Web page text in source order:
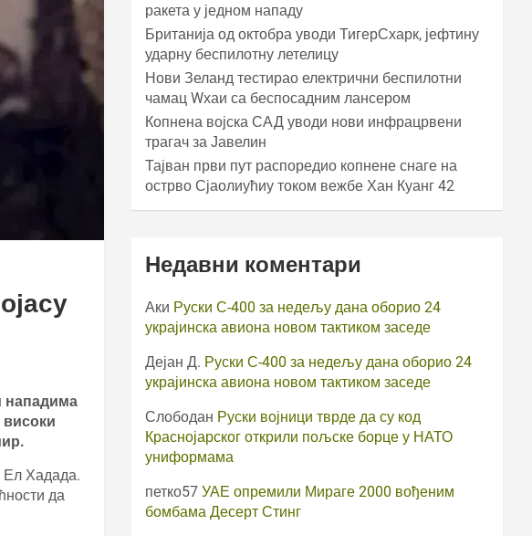
нападима
високи
Ел Хадада.
да
ракета у једном нападу
Британија од октобра уводи ТигерСхарк, јефтину
ударну беспилотну летелицу
Нови Зеланд тестирао електрични беспилотни
чамац Wхаи са беспосадним лансером
Копнена војска САД уводи нови инфрацрвени
трагач за Јавелин
Тајван први пут распоредио копнене снаге на
острво Сјаолиућиу током вежбе Хан Куанг 42
Недавни коментари
Аки Руски С-400 за недељу дана оборио 24
украјинска авиона новом тактиком заседе
Дејан Д. Руски С-400 за недељу дана оборио 24
украјинска авиона новом тактиком заседе
Слободан Руски војници тврде да су код
Краснојарског открили пољске борце у НАТО
униформама
петко57 УАЕ опремили Мираге 2000 вођеним
бомбама Десерт Стинг